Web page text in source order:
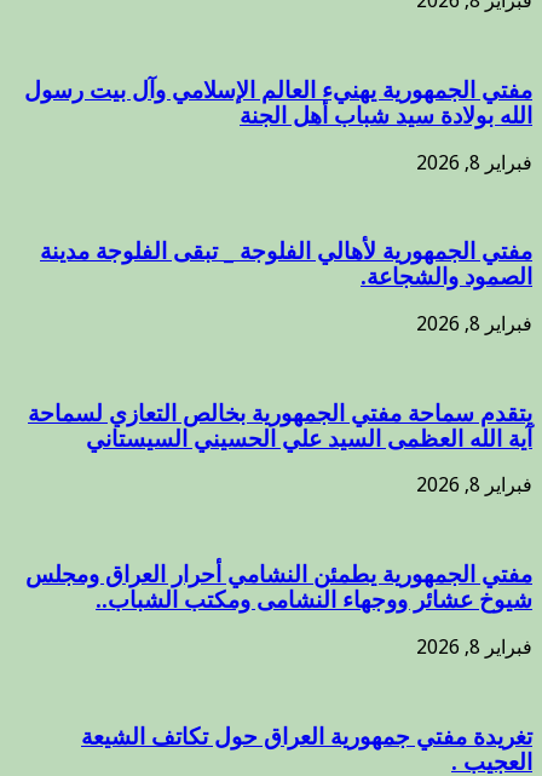
مفتي الجمهورية يهنيء العالم الإسلامي وآل بيت رسول
الله بولادة سيد شباب أهل الجنة
فبراير 8, 2026
مفتي الجمهورية لأهالي الفلوجة _ تبقى الفلوجة مدينة
الصمود والشجاعة.
فبراير 8, 2026
يتقدم سماحة مفتي الجمهورية بخالص التعازي لسماحة
آية الله العظمى السيد علي الحسيني السيستاني
فبراير 8, 2026
مفتي الجمهورية يطمئن النشامي أحرار العراق ومجلس
شيوخ عشائر ووجهاء النشامى ومكتب الشباب..
فبراير 8, 2026
تغريدة مفتي جمهورية العراق حول تكاتف الشيعة
العجيب .